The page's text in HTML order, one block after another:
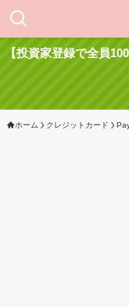
【投資家登録で全員
ホーム クレジットカード